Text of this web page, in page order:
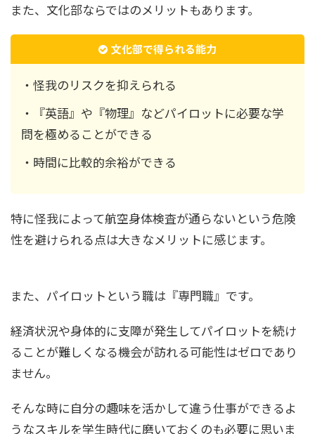
また、文化部ならではのメリットもあります。
文化部で得られる能力
・怪我のリスクを抑えられる
・『英語』や『物理』などパイロットに必要な学
問を極めることができる
・時間に比較的余裕ができる
特に怪我によって航空身体検査が通らないという危険
性を避けられる点は大きなメリットに感じます。
また、パイロットという職は『専門職』です。
経済状況や身体的に支障が発生してパイロットを続け
ることが難しくなる機会が訪れる可能性はゼロであり
ません。
そんな時に自分の趣味を活かして違う仕事ができるよ
うなスキルを学生時代に磨いておくのも必要に思いま